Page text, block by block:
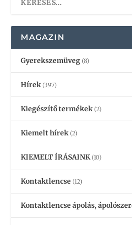
MAGAZIN
Gyerekszemüveg (8)
Hírek (397)
Kiegészítő termékek (2)
Kiemelt hírek (2)
KIEMELT ÍRÁSAINK(10)
Kontaktlencse (12)
Kontaktlencse ápolás,